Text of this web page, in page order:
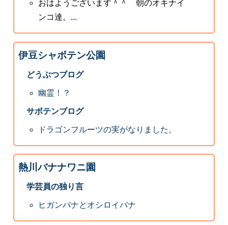
おはようございます＾＾ 朝のオキナイ
ンコ達。...
伊豆シャボテン公園
どうぶつブログ
幽霊！？
サボテンブログ
ドラゴンフルーツの実がなりました。
熱川バナナワニ園
学芸員の独り言
ヒガンバナとオシロイバナ